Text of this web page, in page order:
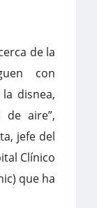
de la
con
disnea,
aire”,
jefe del
Clínico
que ha